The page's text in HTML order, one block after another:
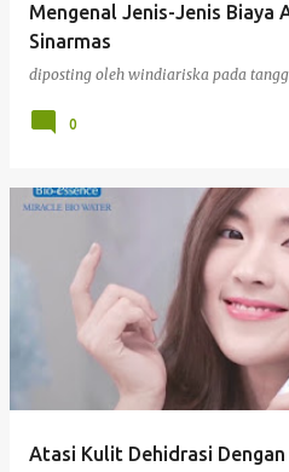
Mengenal Jenis-Jenis Biaya
Sinarmas
diposting oleh windiariska pada
0
Atasi Kulit Dehidrasi